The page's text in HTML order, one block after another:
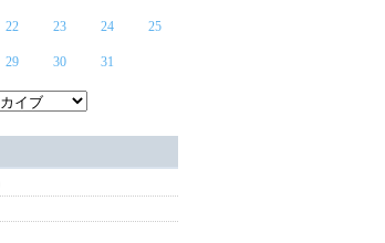
22 23 24 25
29 30 31